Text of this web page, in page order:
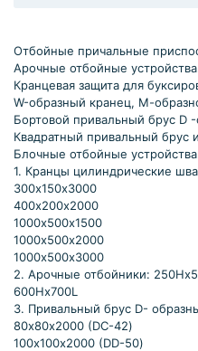
Отбойные причальные
Арочные отбойные
Кранцевая защита для
W-образный кранец, М-
Бортовой привальный брус D
Квадратный привальный брус
Блочные отбойные
1. Кранцы цилиндрические
300х150х3000
400х200х2000
1000х500х1500
1000х500х2000
1000х500х3000
2. Арочные отбойники:
600Hх700L
3. Привальный брус D-
80х80х2000 (DC-42)
100х100х2000 (DD-50)